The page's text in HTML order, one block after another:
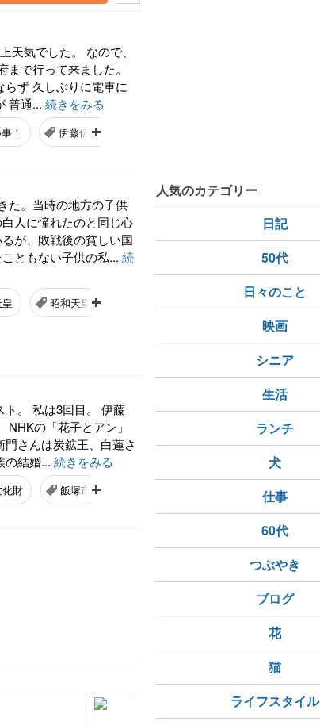
天気でした。 なので、
で行って来ました。
ず 久しぶりに電車に
普通... 続きをみる
！ 伊藤伝右衛門
た。当時の地方の子供
人に憧れたのと同じ心
が、敗戦後の貧しい国
ともない子供の私... 続
昭和天皇
。 私は3回目。 伊藤
の「花子とアン」
さんは炭鉱王、白蓮さ
の結婚... 続きをみる
化財 飯塚市
人気のカテゴリー
日記
50代
日々のこと
映画
シニア
生活
ランチ
犬
仕事
60代
つぶやき
ブログ
花
猫
ライフスタイル